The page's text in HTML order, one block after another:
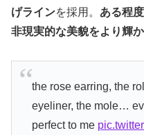
げラインを採用。 ある程
非現実的な美貌をより輝
the rose earring, the
eyeliner, the mole…
perfect to me